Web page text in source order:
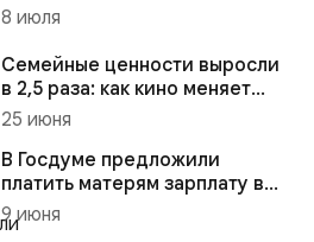
8 июля
Семейные ценности выросли
в 2,5 раза: как кино меняет
мечты подростков
25 июня
В Госдуме предложили
платить матерям зарплату в
размере не ниже МРОТ
9 июня